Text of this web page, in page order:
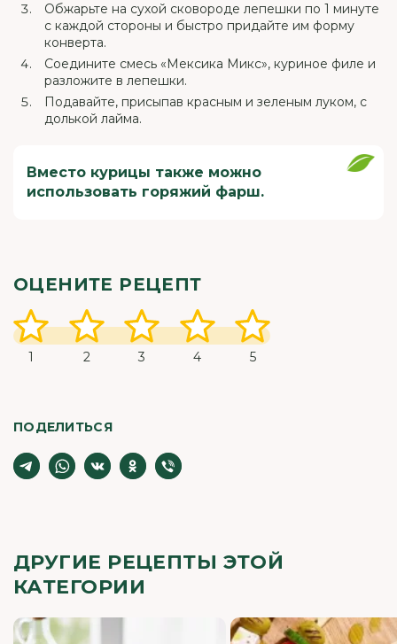
Обжарьте на сухой сковороде лепешки по 1 минуте
с каждой стороны и быстро придайте им форму
конверта.
Соедините смесь «Мексика Микс», куриное филе и
разложите в лепешки.
Подавайте, присыпав красным и зеленым луком, с
долькой лайма.
Вместо курицы также можно
использовать горяжий фарш.
ОЦЕНИТЕ РЕЦЕПТ
1 2 3 4 5
ПОДЕЛИТЬСЯ
ДРУГИЕ РЕЦЕПТЫ ЭТОЙ
КАТЕГОРИИ